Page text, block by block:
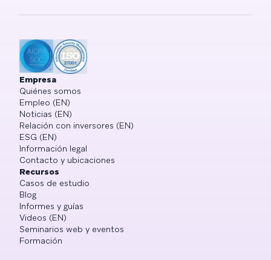
Empresa
Quiénes somos
Empleo (EN)
Noticias (EN)
Relación con inversores (EN)
ESG (EN)
Información legal
Contacto y ubicaciones
Recursos
Casos de estudio
Blog
Informes y guías
Videos (EN)
Seminarios web y eventos
Formación